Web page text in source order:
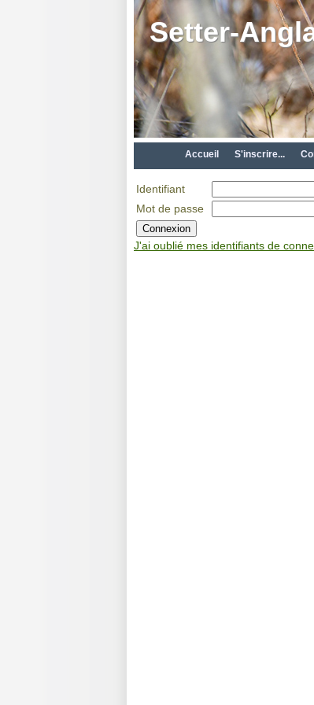
Setter-
Accueil S'inscrire...
Identifiant
Mot de passe
J'ai oublié mes identifiants de